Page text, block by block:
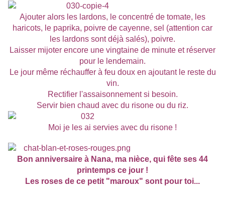
Ajouter alors les lardons, le concentré de tomate, les
haricots, le paprika, poivre de cayenne, sel (attention car
les lardons sont déjà salés), poivre.
Laisser mijoter encore une vingtaine de minute et réserver
pour le lendemain.
Le jour même réchauffer à feu doux en ajoutant le reste du
vin.
Rectifier l'assaisonnement si besoin.
Servir bien chaud avec du risone ou du riz.
Moi je les ai servies avec du risone !
Bon anniversaire à Nana, ma nièce, qui fête ses 44
printemps ce jour !
Les roses de ce petit "maroux" sont pour toi...